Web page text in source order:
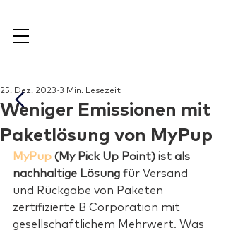
Weniger Emissionen mit
Paketlösung von MyPup
25. Dez. 2023 3 Min. Lesezeit
MyPup (My Pick Up Point) ist als
nachhaltige Lösung für Versand
und Rückgabe von Paketen
zertifizierte B Corporation mit
gesellschaftlichem Mehrwert. Was